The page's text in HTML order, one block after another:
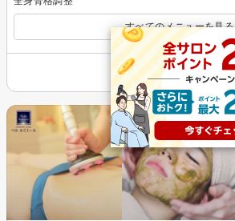
すべてのメニューを見る
その他の情報を表示